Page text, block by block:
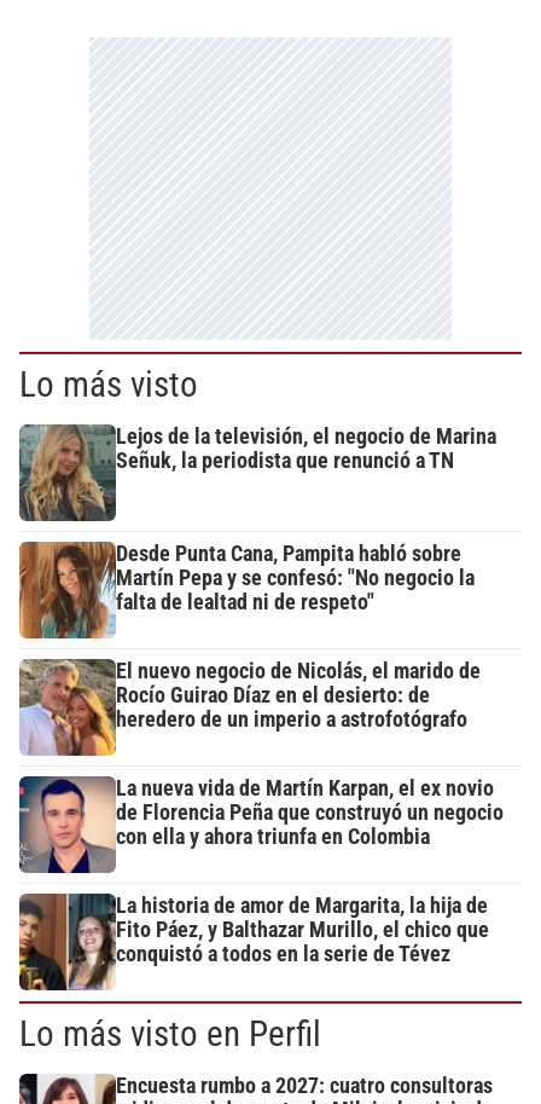
Lo más visto
Lejos de la televisión, el negocio de Marina
Señuk, la periodista que renunció a TN
Desde Punta Cana, Pampita habló sobre
Martín Pepa y se confesó: "No negocio la
falta de lealtad ni de respeto"
El nuevo negocio de Nicolás, el marido de
Rocío Guirao Díaz en el desierto: de
heredero de un imperio a astrofotógrafo
La nueva vida de Martín Karpan, el ex novio
de Florencia Peña que construyó un negocio
con ella y ahora triunfa en Colombia
La historia de amor de Margarita, la hija de
Fito Páez, y Balthazar Murillo, el chico que
conquistó a todos en la serie de Tévez
Lo más visto en Perfil
Encuesta rumbo a 2027: cuatro consultoras